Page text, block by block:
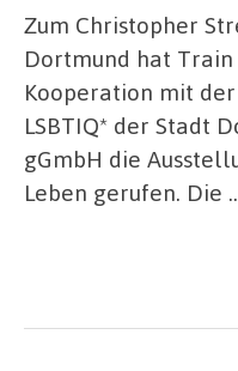
Zum Christopher
Dortmund hat
Kooperation mit
LSBTIQ* der Stadt
gGmbH die
Leben gerufen. Die